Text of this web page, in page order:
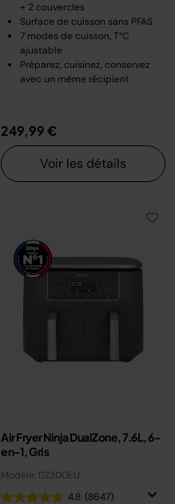
+ 2 couvercles
Surface de cuisson sans PFAS
7 modes de cuisson, T°C
ajustable
Préparez, cuisinez, conservez
avec un même récipient
249,99 €
Voir les détails
Air Fryer Ninja DualZone, 7.6L, 6-
en-1, Gris
Modèle: DZ300EU
4.8 (8647)